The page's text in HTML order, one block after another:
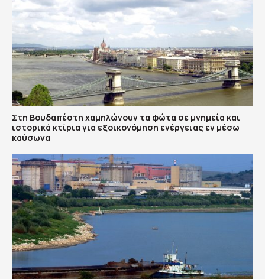
Στη Βουδαπέστη χαμηλώνουν τα φώτα σε μνημεία και
ιστορικά κτίρια για εξοικονόμηση ενέργειας εν μέσω
καύσωνα